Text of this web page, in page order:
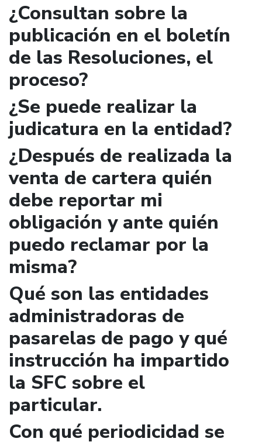
¿Consultan sobre la
publicación en el boletín
de las Resoluciones, el
proceso?
¿Se puede realizar la
judicatura en la entidad?
¿Después de realizada la
venta de cartera quién
debe reportar mi
obligación y ante quién
puedo reclamar por la
misma?
Qué son las entidades
administradoras de
pasarelas de pago y qué
instrucción ha impartido
la SFC sobre el
particular.
Con qué periodicidad se